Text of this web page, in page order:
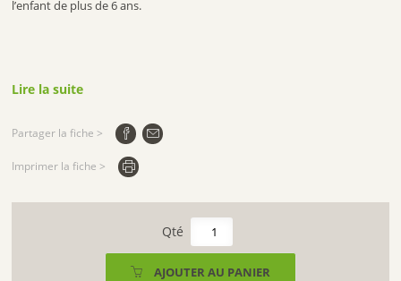
l’enfant de plus de 6 ans.
Lire la suite
Partager la fiche >
Imprimer la fiche >
quantité
de
AJOUTER AU PANIER